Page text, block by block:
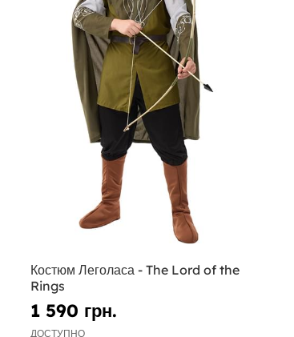
Костюм Леголаса - The Lord of the
Rings
1 590 грн.
ДОСТУПНО